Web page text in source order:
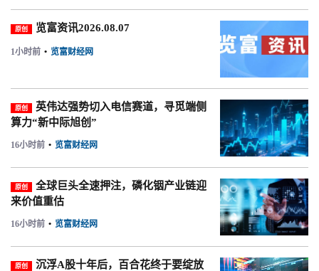
原创 览富资讯2026.08.07
1小时前 • 览富财经网
原创
英伟达强势切入电信赛道，寻觅端侧
算力“新中际旭创”
16小时前 • 览富财经网
原创
全球巨头全速押注，磷化铟产业链迎
来价值重估
16小时前 • 览富财经网
原创
沉浮A股十年后，百合花终于要绽放